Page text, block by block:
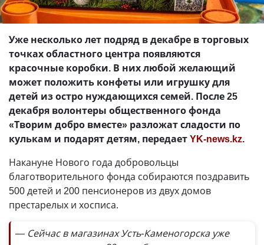
Уже несколько лет подряд в декабре в торговых
точках областного центра появляются
красочные коробки. В них любой желающий
может положить конфеты или игрушку для
детей из остро нуждающихся семей. После 25
декабря волонтеры общественного фонда
«Творим добро вместе» разложат сладости по
кулькам и подарят детям, передаетYK-news.kz.
Накануне Нового года добровольцы
благотворительного фонда собираются поздравить
500 детей и 200 пенсионеров из двух домов
престарелых и хосписа.
— Сейчас в магазинах Усть-Каменогорска уже